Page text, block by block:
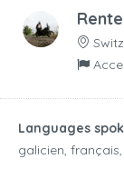
Languages
galicien,